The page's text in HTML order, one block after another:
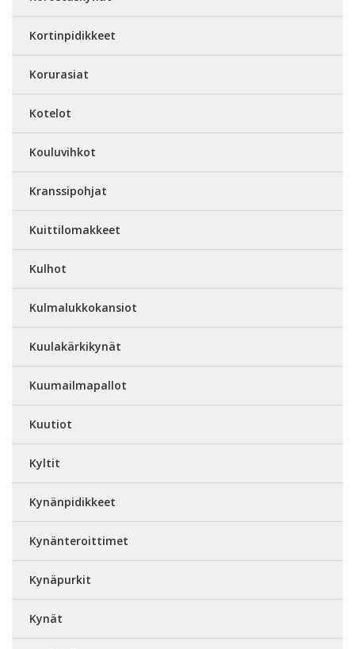
Kortinpidikkeet
Korurasiat
Kotelot
Kouluvihkot
Kranssipohjat
Kuittilomakkeet
Kulhot
Kulmalukkokansiot
Kuulakärkikynät
Kuumailmapallot
Kuutiot
Kyltit
Kynänpidikkeet
Kynänteroittimet
Kynäpurkit
Kynät